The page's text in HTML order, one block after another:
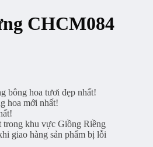
CHCM084
bông hoa tươi đẹp nhất!
hoa mới nhất!
trong khu vực Giồng Riềng
giao hàng sản phẩm bị lỗi